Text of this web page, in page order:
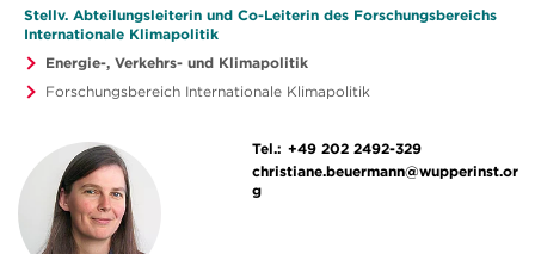
Stellv. Abteilungsleiterin und Co-Leiterin des Forschungsbereichs
Internationale Klimapolitik
Energie-, Verkehrs- und Klimapolitik
Forschungsbereich Internationale Klimapolitik
Tel.: +49 202 2492-329
christiane.beuermann@wupperinst.or
g